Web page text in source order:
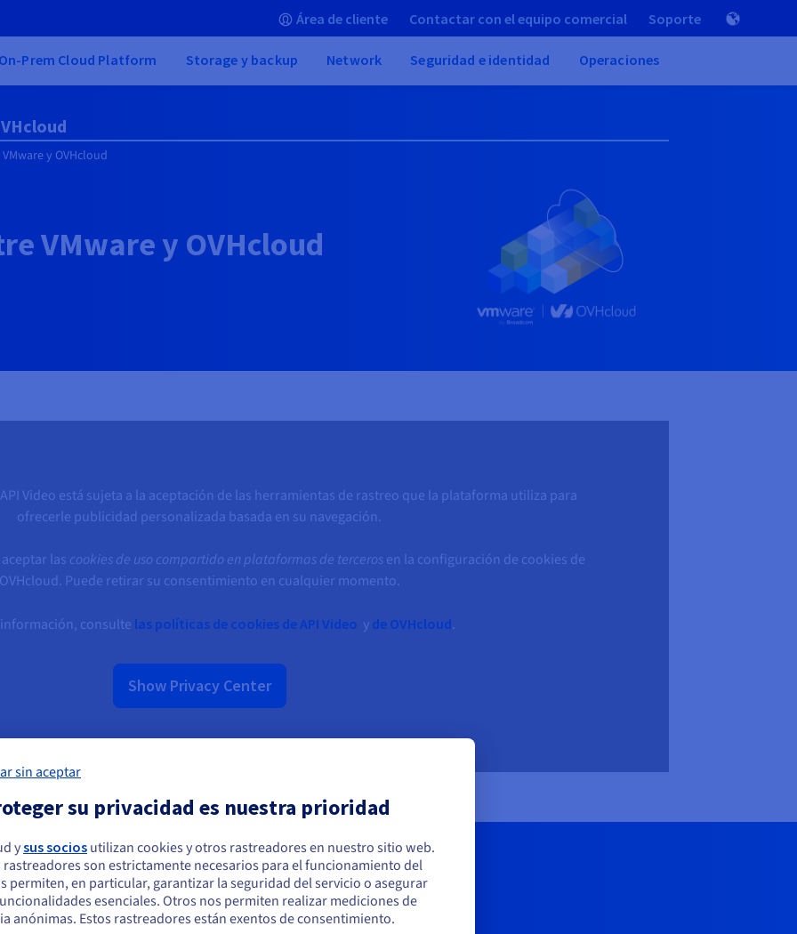
Área de cliente Contactar con el equipo comercial Soporte
On-Prem Cloud Platform Storage y backup Network Seguridad e identidad Operaciones
y OVHcloud
VMware y OVHcloud
Video está sujeta a la aceptación de las herramientas de rastreo que la plataforma utiliza para
ofrecerle publicidad personalizada basada en su navegación.
las cookies de uso compartido en plataformas de terceros en la configuración de cookies de
OVHcloud. Puede retirar su consentimiento en cualquier momento.
información, consulte las políticas de cookies de API Video y de OVHcloud.
Show Privacy Center
¡Empiece ya su consulta GRATIS!
sus necesidades de migración al cloud con nuestros expertos.
que está ubicado en Estados Unidos
hacer un pedido desde Estados Unidos, deberá buscar el sitio web
y crear una cuenta.
sin aceptar
su privacidad es nuestra prioridad
ysus socios utilizan cookies y otros rastreadores en nuestro sitio web.
rastreadores son estrictamente necesarios para el funcionamiento del
permiten, en particular, garantizar la seguridad del servicio o asegurar
esenciales. Otros nos permiten realizar mediciones de
anónimas. Estos rastreadores están exentos de consentimiento.